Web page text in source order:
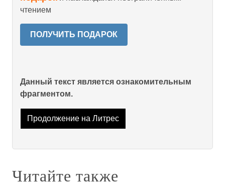
чтением
ПОЛУЧИТЬ ПОДАРОК
Данный текст является ознакомительным
фрагментом.
Продолжение на Литрес
Читайте также